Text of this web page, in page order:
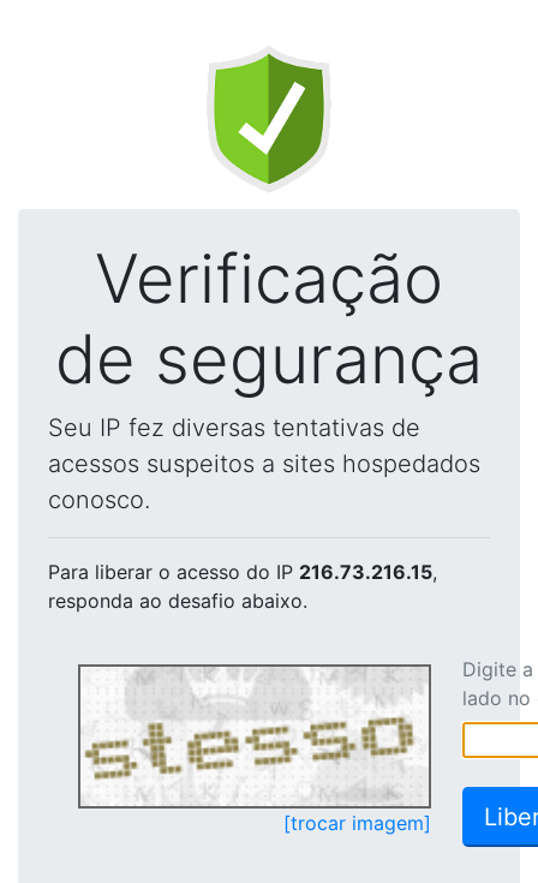
Verificação
de segurança
Seu IP fez diversas tentativas de
acessos suspeitos a sites hospedados
conosco.
Para liberar o acesso do IP 216.73.216.15,
responda ao desafio abaixo.
[trocar imagem]
Digite
lado no